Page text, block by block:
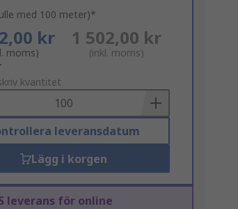
med 100 meter)*
kr
moms)
1 502,00 kr
(inkl. moms)
kvantitet
leveransdatum
Lägg i korgen
leverans för online